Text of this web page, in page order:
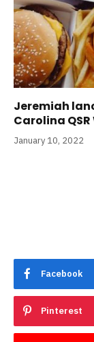
Jeremiah
Carolina QSR
January 10, 2022
Facebook
Pinterest